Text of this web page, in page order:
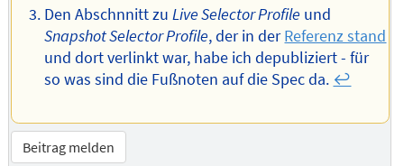
Den Abschnnitt zuLive Selector Profile und
Snapshot Selector Profile, der in derReferenz stand
und dort verlinkt war, habe ich depubliziert - für
so was sind die Fußnoten auf die Spec da. ↩︎
Beitrag melden